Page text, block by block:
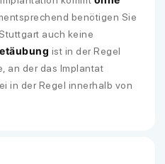
benötigen Sie
auch keine
ist in der Regel
an der das Implantat
in der Regel innerhalb von